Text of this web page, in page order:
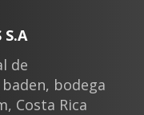
S.A
de
bodega
Costa Rica